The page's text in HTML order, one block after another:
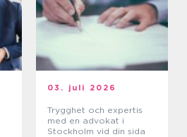
03. juli 2026
Trygghet och expertis
med en advokat i
Stockholm vid din sida